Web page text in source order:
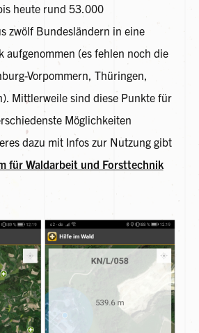
heute rund 53.000
zwölf Bundesländern in eine
aufgenommen (es fehlen noch die
Vorpommern, Thüringen,
Mittlerweile sind diese Punkte für
Möglichkeiten
dazu mit Infos zur Nutzung gibt
für Waldarbeit und Forsttechnik